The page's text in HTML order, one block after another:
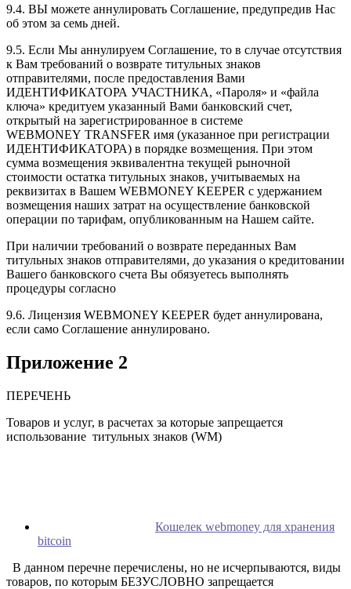
9.4. ВЫ можете аннулировать Соглашение, предупредив Нас
об этом за семь дней.
9.5. Если Мы аннулируем Соглашение, то в случае отсутствия
к Вам требований о возврате титульных знаков
отправителями, после предоставления Вами
ИДЕНТИФИКАТОРА УЧАСТНИКА, «Пароля» и «файла
ключа» кредитуем указанный Вами банковский счет,
открытый на зарегистрированное в системе
WEBMONEY TRANSFER имя (указанное при регистрации
ИДЕНТИФИКАТОРА) в порядке возмещения. При этом
сумма возмещения эквивалентна текущей рыночной
стоимости остатка титульных знаков, учитываемых на
реквизитах в Вашем WEBMONEY KEEPER с удержанием
возмещения наших затрат на осуществление банковской
операции по тарифам, опубликованным на Нашем сайте.
При наличии требований о возврате переданных Вам
титульных знаков отправителями, до указания о кредитовании
Вашего банковского счета Вы обязуетесь выполнять
процедуры согласно
9.6. Лицензия WEBMONEY KEEPER будет аннулирована,
если само Соглашение аннулировано.
Приложение 2
ПЕРЕЧЕНЬ
Товаров и услуг, в расчетах за которые запрещается
использование титульных знаков (WM)
Кошелек webmoney для хранения
bitcoin
В данном перечне перечислены, но не исчерпываются, виды
товаров, по которым БЕЗУСЛОВНО запрещается